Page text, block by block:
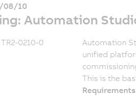
08/10
Automation
0210-0
Automation
unified
This is the
Requirements